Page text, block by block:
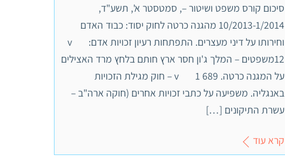
סיכום קורס משפט ושיטור –, סמטסטר א', תשע"ד,
10/2013-1/2014 מהגנה כרטה לחוק יסוד: כבוד האדם
וחירותו על דיני מעצרים. התפתחות רעיון זכויות אדם: v
12משפטים – המלך ג'ון חסר ארץ חותם בלחץ מרד האצילים
על המגנה כרטה. v 1 689 – חוק מגילת הזכויות
באנגליה. משפיעה על כתבי זכויות אחרים (חוקה ארה"ב –
עשרת התיקונים […]
קרא עוד